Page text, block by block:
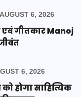
AUGUST 6, 2026
एवं गीतकार Manoj
6, 2026
होगा साहित्यिक